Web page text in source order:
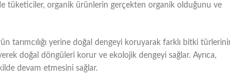
tüketiciler, organik ürünlerin gerçekten organik olduğunu ve
tarımcılığı yerine doğal dengeyi koruyarak farklı bitki
doğal döngüleri korur ve ekolojik dengeyi sağlar. Ayrıca,
devam etmesini sağlar.